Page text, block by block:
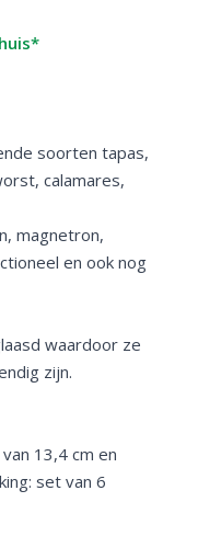
soorten tapas,
calamares,
magnetron,
en ook nog
waardoor ze
zijn.
13,4 cm en
set van 6